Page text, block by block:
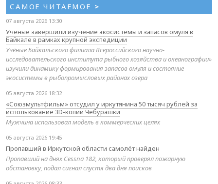
САМОЕ ЧИТАЕМОЕ >
07 августа 2026 13:30
Учёные завершили изучение экосистемы и запасов омуля в
Байкале в рамках крупной экспедиции
Учёные Байкальского филиала Всероссийского научно-
исследовательского института рыбного хозяйства и океанографии»
изучили динамику формирования запасов омуля и состояние
экосистемы в рыбопромысловых районах озера
05 августа 2026 18:32
«Союзмультфильм» отсудил у иркутянина 50 тысяч рублей за
использование 3D-копии Чебурашки
Мужчина использовал модель в коммерческих целях
05 августа 2026 19:45
Пропавший в Иркутской области самолёт найден
Пропавший на днях Cessna 182, который проверял пожарную
обстановку, подал сигнал спустя два дня поисков